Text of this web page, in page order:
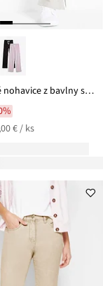
Džersejové nohavice z bavlny so strečom (2 ks)
€ / ks